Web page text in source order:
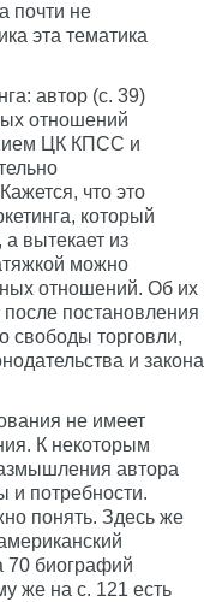
почти не
эта тематика
автор (с. 39)
отношений
ЦК КПСС и
что это
который
вытекает из
можно
отношений. Об их
постановления
свободы торговли,
и закона
не имеет
К некоторым
автора
и потребности.
понять. Здесь же
70 биографий
же на с. 121 есть